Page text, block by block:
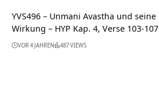
YVS496 – Unmani Avastha und seine
Wirkung – HYP Kap. 4, Verse 103-107
VOR 4 JAHREN 487 VIEWS